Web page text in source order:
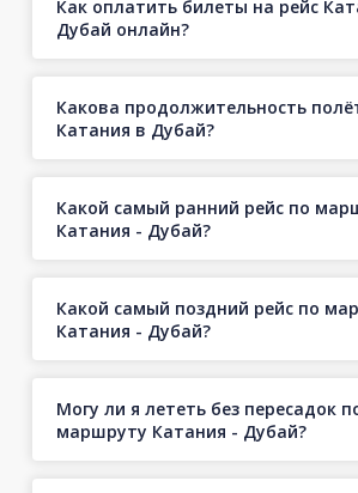
Как оплатить билеты на рейс
Дубай онлайн?
Какова продолжительность
Катания в Дубай?
Какой самый ранний рейс по
Катания - Дубай?
Какой самый поздний рейс по
Катания - Дубай?
Могу ли я лететь без пересадок
маршруту Катания - Дубай?